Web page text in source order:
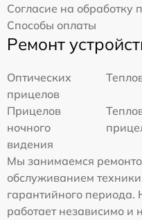
Согласие на
Способы оплаты
Ремонт
Оптических
прицелов
Прицелов
ночного
видения
Мы занимаемся
обслуживанием
гарантийного
работает независимо и